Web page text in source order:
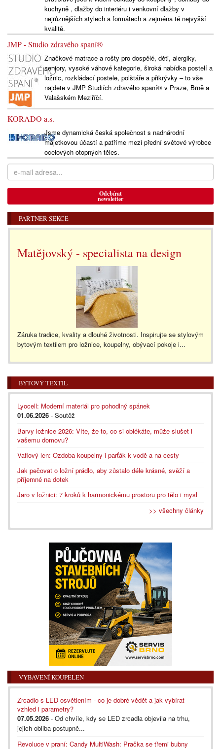
kuchyně , dlažby do interiéru i venkovní dlažby v
nejrůznějších stylech a formátech a zejména té nejvyšší
kvalitě.
JMP - Studio zdravého spaní®
Značkové matrace a rošty pro dospělé, děti, alergiky,
seniory, vysoké váhové kategorie, široká nabídka postelí a
ložnic, rozkládací postele, polštáře a přikrývky – to vše
najdete v JMP Studiích zdravého spaní® v Praze, Brně a
Valašském Meziříčí.
KORADO a.s.
Jsme dynamická česká společnost s nadnárodní
majetkovou účastí a patříme mezi přední světové výrobce
ocelových otopných těles.
Odebírat
newsletter
PARTNER SEKCE
Matějovský - specialista na design
Záruka tradice, kvality a dlouhé životnosti. Inspirujte se stylovým
bytovým textilem pro ložnice, koupelny, obývací pokoje i...
BYTOVÝ TEXTIL
Lyocell: Moderní materiál pro pohodlný spánek
01.06.2026 - Soutěž
Barvy ložnice 2026: Víte, že to, co si oblékáte, může slušet i
vašemu domovu?
Vaflový len: Ozdoba koupelny i parťák k vodě a na cesty
Jak pečovat o ložní prádlo, aby zůstalo déle krásné, svěží a
příjemné na dotek
Jaro v ložnici: 7 kroků k harmonickému prostoru pro tělo i mysl
>> všechny články
VYBAVENÍ KOUPELEN
Zrcadlo s LED osvětlením - co je dobré vědět a jak vybírat
vzhled i parametry?
07.05.2026 - Od chvíle, kdy se LED zrcadla objevila na trhu,
jejich obliba postupně...
Revoluce v praní: Candy MultiWash: Pračka se třemi bubny